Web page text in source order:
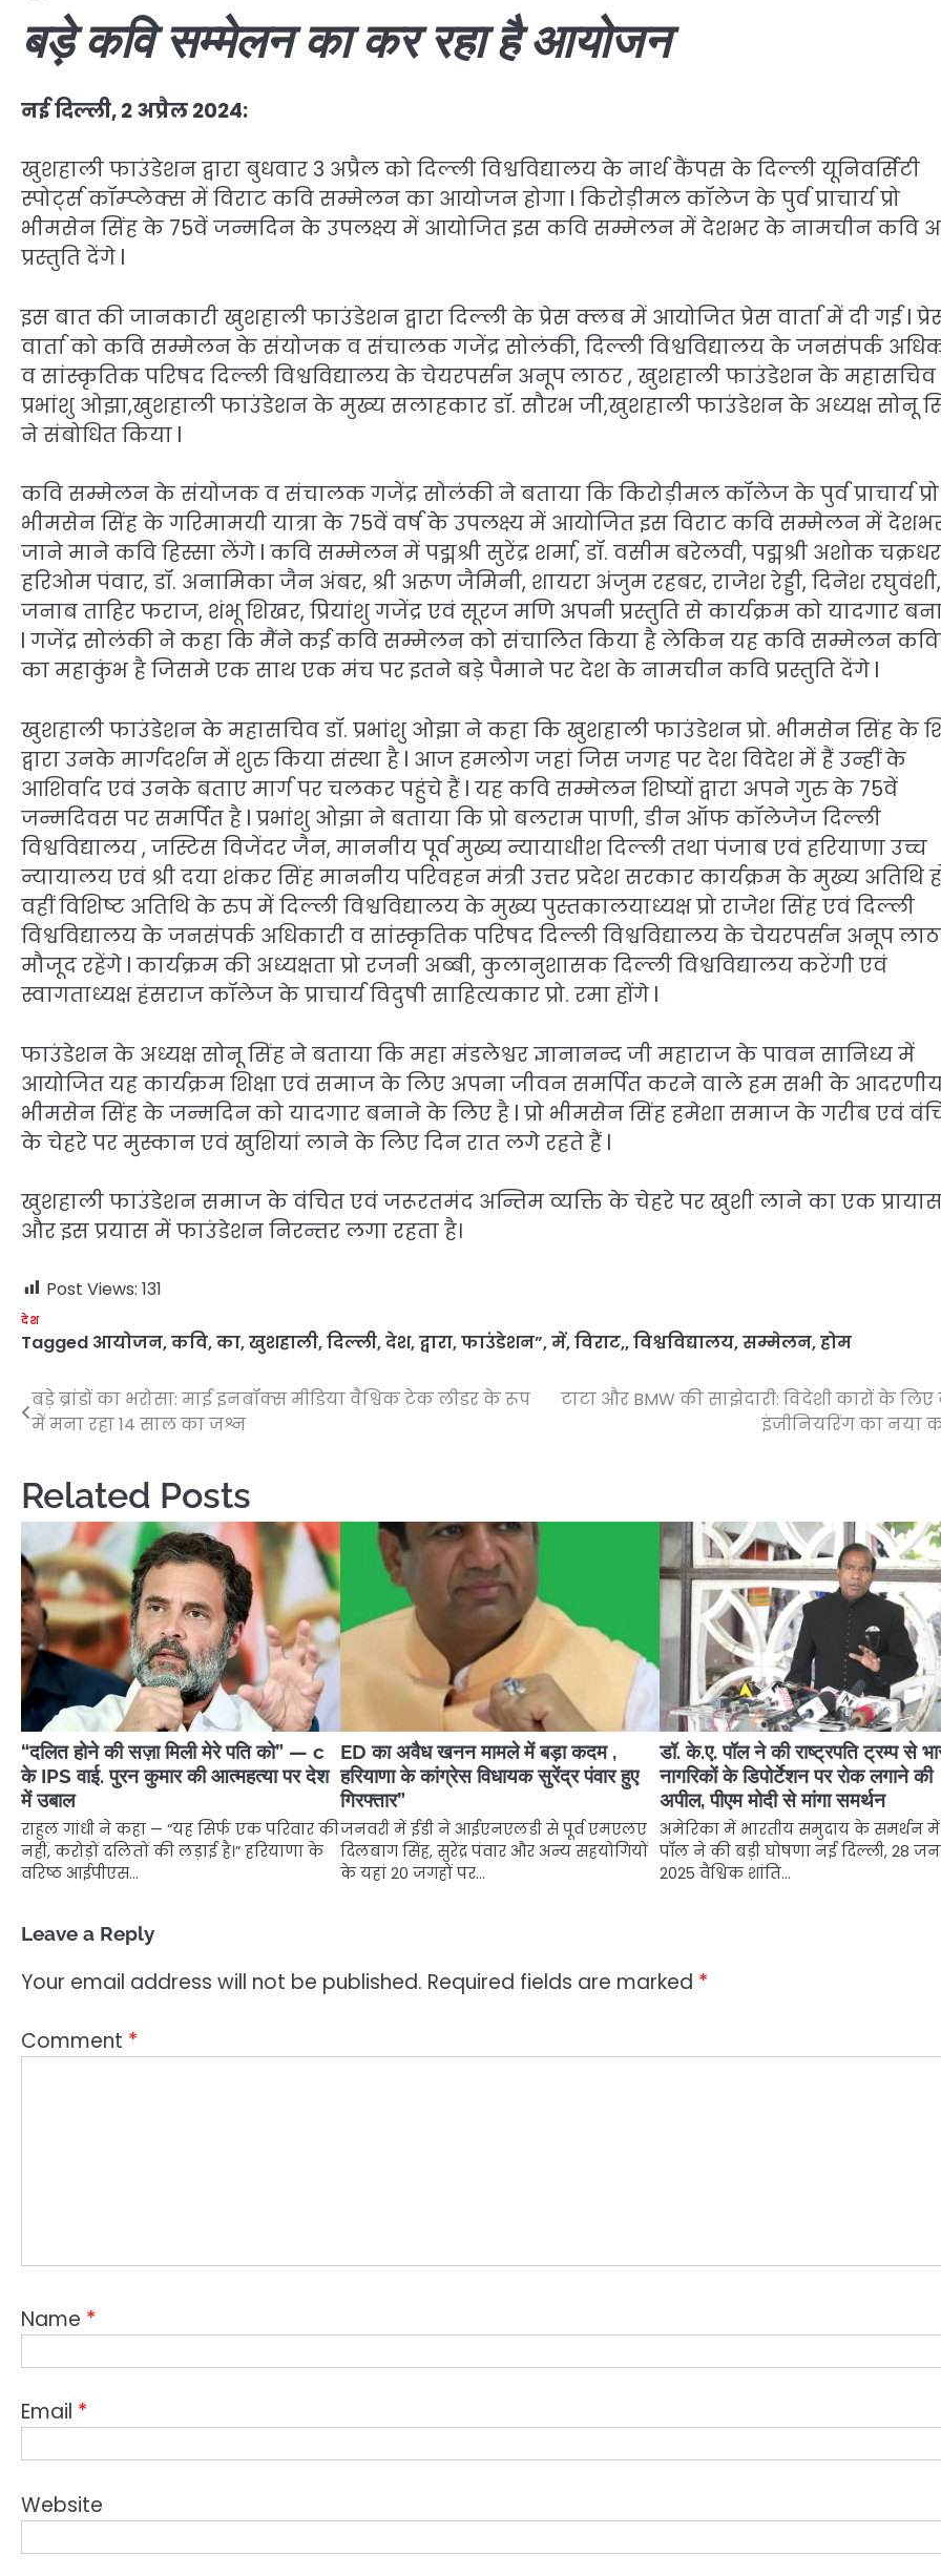
बड़े कवि सम्मेलन का कर रहा है आयोजन
नई दिल्ली, 2 अप्रैल 2024:
खुशहाली फाउंडेशन द्वारा बुधवार 3 अप्रैल को दिल्ली विश्वविद्यालय के नार्थ कैंपस के दिल्ली यूनिवर्सिटी
स्पोर्ट्स कॉम्प्लेक्स में विराट कवि सम्मेलन का आयोजन होगा l किरोड़ीमल कॉलेज के पुर्व प्राचार्य प्रो
भीमसेन सिंह के 75वें जन्मदिन के उपलक्ष्य में आयोजित इस कवि सम्मेलन में देशभर के नामचीन कवि
प्रस्तुति देंगे l
इस बात की जानकारी खुशहाली फाउंडेशन द्वारा दिल्ली के प्रेस क्लब में आयोजित प्रेस वार्ता में दी गई l
वार्ता को कवि सम्मेलन के संयोजक व संचालक गजेंद्र सोलंकी, दिल्ली विश्वविद्यालय के जनसंपर्क
व सांस्कृतिक परिषद दिल्ली विश्वविद्यालय के चेयरपर्सन अनूप लाठर , खुशहाली फाउंडेशन के महासचिव
प्रभांशु ओझा,खुशहाली फाउंडेशन के मुख्य सलाहकार डॉ. सौरभ जी,खुशहाली फाउंडेशन के अध्यक्ष सोनू
ने संबोधित किया l
कवि सम्मेलन के संयोजक व संचालक गजेंद्र सोलंकी ने बताया कि किरोड़ीमल कॉलेज के पुर्व प्राचार्य प्रो
भीमसेन सिंह के गरिमामयी यात्रा के 75वें वर्ष के उपलक्ष्य में आयोजित इस विराट कवि सम्मेलन में
जाने माने कवि हिस्सा लेंगे l कवि सम्मेलन में पद्मश्री सुरेंद्र शर्मा, डॉ. वसीम बरेलवी, पद्मश्री अशोक
हरिओम पंवार, डॉ. अनामिका जैन अंबर, श्री अरूण जैमिनी, शायरा अंजुम रहबर, राजेश रेड्डी, दिनेश रघुवंशी,
जनाब ताहिर फराज, शंभू शिखर, प्रियांशु गजेंद्र एवं सूरज मणि अपनी प्रस्तुति से कार्यक्रम को यादगार
l गजेंद्र सोलंकी ने कहा कि मैंने कई कवि सम्मेलन को संचालित किया है लेकिन यह कवि सम्मेलन
का महाकुंभ है जिसमे एक साथ एक मंच पर इतने बड़े पैमाने पर देश के नामचीन कवि प्रस्तुति देंगे l
खुशहाली फाउंडेशन के महासचिव डॉ. प्रभांशु ओझा ने कहा कि खुशहाली फाउंडेशन प्रो. भीमसेन सिंह के
द्वारा उनके मार्गदर्शन में शुरु किया संस्था है l आज हमलोग जहां जिस जगह पर देश विदेश में हैं उन्हीं के
आशिर्वाद एवं उनके बताए मार्ग पर चलकर पहुंचे हैं l यह कवि सम्मेलन शिष्यों द्वारा अपने गुरु के 75वें
जन्मदिवस पर समर्पित है l प्रभांशु ओझा ने बताया कि प्रो बलराम पाणी, डीन ऑफ कॉलेजेज दिल्ली
विश्वविद्यालय , जस्टिस विजेंदर जैन, माननीय पूर्व मुख्य न्यायाधीश दिल्ली तथा पंजाब एवं हरियाणा उच्च
न्यायालय एवं श्री दया शंकर सिंह माननीय परिवहन मंत्री उत्तर प्रदेश सरकार कार्यक्रम के मुख्य अतिथि
वहीं विशिष्ट अतिथि के रुप में दिल्ली विश्वविद्यालय के मुख्य पुस्तकालयाध्यक्ष प्रो राजेश सिंह एवं दिल्ली
विश्वविद्यालय के जनसंपर्क अधिकारी व सांस्कृतिक परिषद दिल्ली विश्वविद्यालय के चेयरपर्सन अनूप
मौजूद रहेंगे l कार्यक्रम की अध्यक्षता प्रो रजनी अब्बी, कुलानुशासक दिल्ली विश्वविद्यालय करेंगी एवं
स्वागताध्यक्ष हंसराज कॉलेज के प्राचार्य विदुषी साहित्यकार प्रो. रमा होंगे l
फाउंडेशन के अध्यक्ष सोनू सिंह ने बताया कि महा मंडलेश्वर ज्ञानानन्द जी महाराज के पावन सानिध्य में
आयोजित यह कार्यक्रम शिक्षा एवं समाज के लिए अपना जीवन समर्पित करने वाले हम सभी के आदरणीय
भीमसेन सिंह के जन्मदिन को यादगार बनाने के लिए है l प्रो भीमसेन सिंह हमेशा समाज के गरीब एवं
के चेहरे पर मुस्कान एवं खुशियां लाने के लिए दिन रात लगे रहते हैं l
खुशहाली फाउंडेशन समाज के वंचित एवं जरूरतमंद अन्तिम व्यक्ति के चेहरे पर खुशी लाने का एक
और इस प्रयास में फाउंडेशन निरन्तर लगा रहता है।
Post Views: 131
देश
Tagged आयोजन,कवि,का,खुशहाली,दिल्ली,देश,द्वारा,फाउंडेशन”,में,विराट,,विश्वविद्यालय,सम्मेलन,होम
Post
navigation
बड़े ब्रांडों का भरोसा: माई इनबॉक्स मीडिया वैश्विक टेक लीडर के रूप
में मना रहा 14 साल का जश्न
टाटा और BMW की साझेदारी: विदेशी कारों के लिए
इंजीनियरिंग का नया
Related Posts
“दलित होने की सज़ा मिली मेरे पति को” — c
के IPS वाई. पुरन कुमार की आत्महत्या पर देश
में उबाल
राहुल गांधी ने कहा — “यह सिर्फ एक परिवार की
नहीं, करोड़ों दलितों की लड़ाई है।” हरियाणा के
वरिष्ठ आईपीएस…
ED का अवैध खनन मामले में बड़ा कदम ,
हरियाणा के कांग्रेस विधायक सुरेंद्र पंवार हुए
गिरफ्तार”
जनवरी में ईडी ने आईएनएलडी से पूर्व एमएलए
दिलबाग सिंह, सुरेंद्र पंवार और अन्य सहयोगियों
के यहां 20 जगहों पर…
डॉ. के.ए. पॉल ने की राष्ट्रपति ट्रम्प से
नागरिकों के डिपोर्टेशन पर रोक लगाने की
अपील, पीएम मोदी से मांगा समर्थन
अमेरिका में भारतीय समुदाय के समर्थन में
पॉल ने की बड़ी घोषणा नई दिल्ली, 28
2025 वैश्विक शांति…
Leave a Reply
Your email address will not be published. Required fields are marked *
Comment *
Name *
Email *
Website